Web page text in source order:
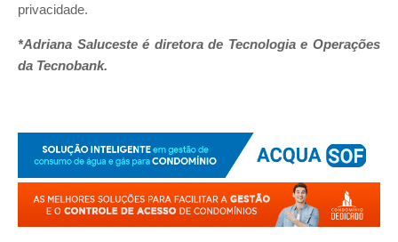
privacidade.
*Adriana Saluceste é diretora de Tecnologia e Operações
da Tecnobank.